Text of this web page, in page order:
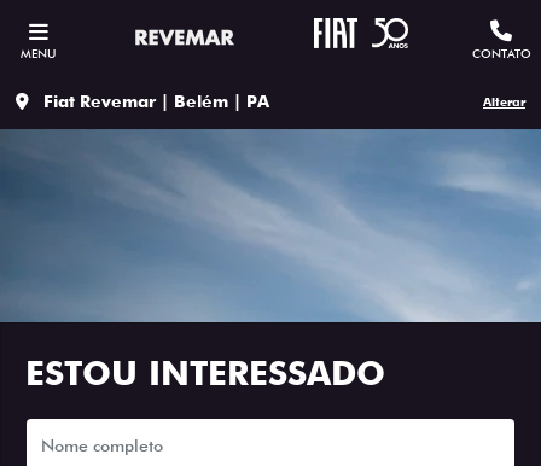
MENU CONTATO
Fiat Revemar | Belém | PA Alterar
ESTOU INTERESSADO